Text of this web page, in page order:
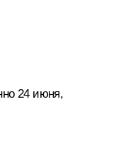
24 июня,